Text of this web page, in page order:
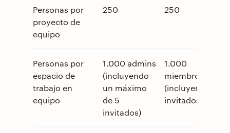
Personas por
proyecto de
equipo
250 250
Personas por
espacio de
trabajo en
equipo
1.000 admins
(incluyendo
un máximo
de 5
invitados)
1.000
miembros
(incluyendo
invitados)